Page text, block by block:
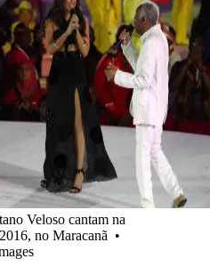
Veloso cantam na
no Maracanã •